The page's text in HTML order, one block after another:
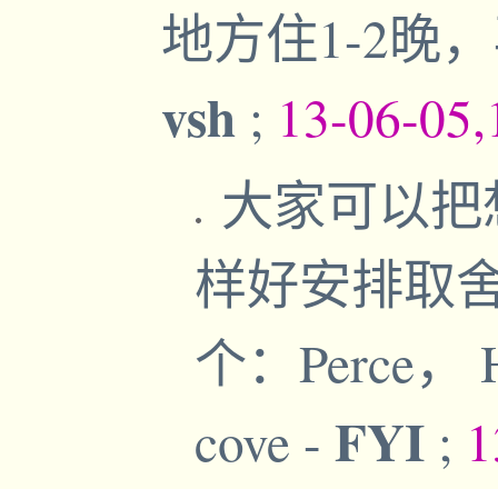
地方住1-2晚
vsh ; 13-06-
大家可以
样好安排取
个：Perce，
cove - FYI ;